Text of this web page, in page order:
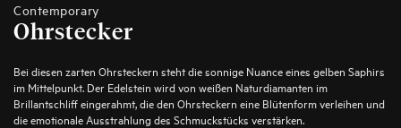
Contemporary
Ohrstecker
Bei diesen zarten Ohrsteckern steht die sonnige Nuance eines gelben Saphirs
im Mittelpunkt. Der Edelstein wird von weißen Naturdiamanten im
Brillantschliff eingerahmt, die den Ohrsteckern eine Blütenform verleihen und
die emotionale Ausstrahlung des Schmuckstücks verstärken.